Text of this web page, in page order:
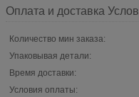
Оплата и доставка
Количество мин заказа:
Упаковывая детали:
Время доставки:
Условия оплаты: